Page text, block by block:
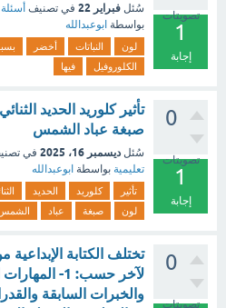
تصويتات
1
إجابة
سُئل فبراير 22 في تصنيف
بواسطة ابوعبدالله
لون النباتات أخضر
الكلوروفيل
فيها
0
تصويتات
1
إجابة
تأثير كلوريد الحديد
صبغة عباد الشمس
سُئل ديسمبر 16، 2025 في
تعليمية بواسطة ابوعبدالله
تأثير كلوريد الحديد
لون
صبغة عباد
0
تصويتات
تختلف الكتابة
لآخر حسب: 1-
والخبرات السابقة